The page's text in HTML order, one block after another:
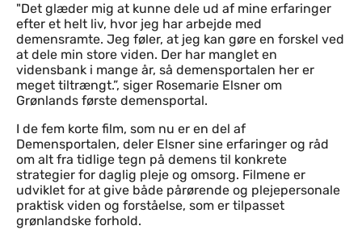
"Det glæder mig at kunne dele ud af mine erfaringer
efter et helt liv, hvor jeg har arbejde med
demensramte. Jeg føler, at jeg kan gøre en forskel ved
at dele min store viden. Der har manglet en
vidensbank i mange år, så demensportalen her er
meget tiltrængt.”, siger Rosemarie Elsner om
Grønlands første demensportal.
I de fem korte film, som nu er en del af
Demensportalen, deler Elsner sine erfaringer og råd
om alt fra tidlige tegn på demens til konkrete
strategier for daglig pleje og omsorg. Filmene er
udviklet for at give både pårørende og plejepersonale
praktisk viden og forståelse, som er tilpasset
grønlandske forhold.